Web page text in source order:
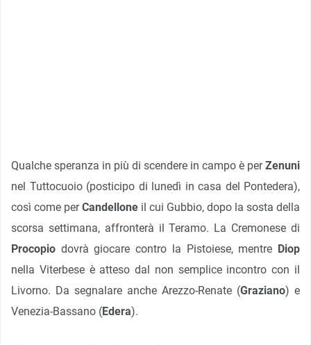
Qualche speranza in più di scendere in campo è perZenuni
nel Tuttocuoio (posticipo di lunedì in casa del Pontedera),
così come perCandellone il cui Gubbio, dopo la sosta della
scorsa settimana, affronterà il Teramo. La Cremonese di
Procopio dovrà giocare contro la Pistoiese, mentre Diop
nella Viterbese è atteso dal non semplice incontro con il
Livorno. Da segnalare anche Arezzo-Renate (Graziano) e
Venezia-Bassano (Edera).